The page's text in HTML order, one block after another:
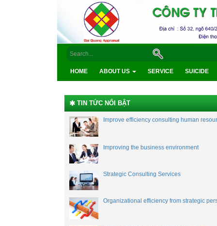
HOME ABOUT US SERVICE SUICIDE
TIN TỨC NỔI BẬT
Improve efficiency consulting human
Improving the business environment
Strategic Consulting Services
Organizational efficiency from strategic